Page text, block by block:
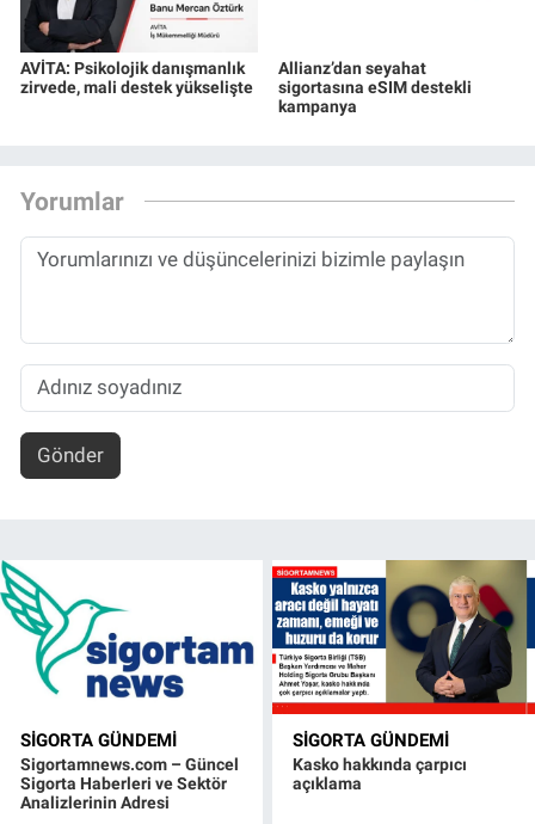
AVİTA: Psikolojik danışmanlık
zirvede, mali destek yükselişte
Allianz’dan seyahat
sigortasına eSIM destekli
kampanya
Yorumlar
Gönder
SIGORTA GÜNDEMI
Sigortamnews.com – Güncel
Sigorta Haberleri ve Sektör
Analizlerinin Adresi
SIGORTA GÜNDEMI
Kasko hakkında çarpıcı
açıklama